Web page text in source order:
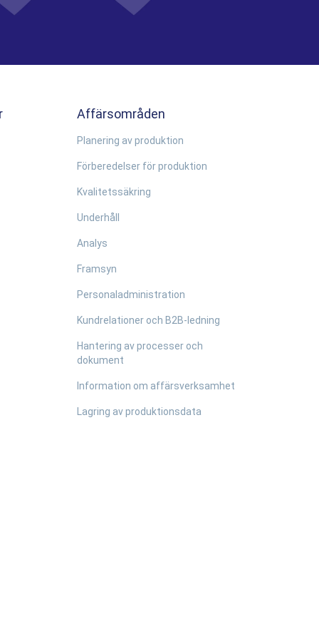
Affärsområden
Planering av produktion
Förberedelser för produktion
Kvalitetssäkring
Underhåll
Analys
Framsyn
Personaladministration
Kundrelationer och B2B-ledning
Hantering av processer och
dokument
Information om affärsverksamhet
Lagring av produktionsdata